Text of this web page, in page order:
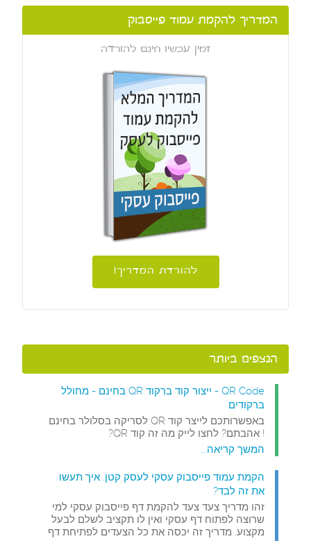
המדריך להקמת עמוד פייסבוק
זמין עכשיו חינם להורדה
להורדת המדריך!
הנצפים ביותר
QR Code - ייצור קוד ברקוד QR בחינם - מחולל
ברקודים
באפשרותכם לייצר קוד QR לסריקה בסלולר בחינם
! אהבתם? לחצו לייק מה זה קוד QR?
המשך קריאה...
הקמת עמוד פייסבוק עסקי לעסק קטן. איך תעשו
את זה לבד?
זהו מדריך צעד צעד להקמת דף פייסבוק עסקי למי
שרוצה לפתוח דף עסקי ואין לו תקציב לשלם לבעל
מקצוע. מדריך זה יכסה את כל הצעדים לפתיחת דף